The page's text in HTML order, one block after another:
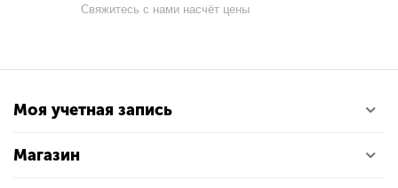
Свяжитесь с нами насчёт цены
Моя учетная запись
Магазин